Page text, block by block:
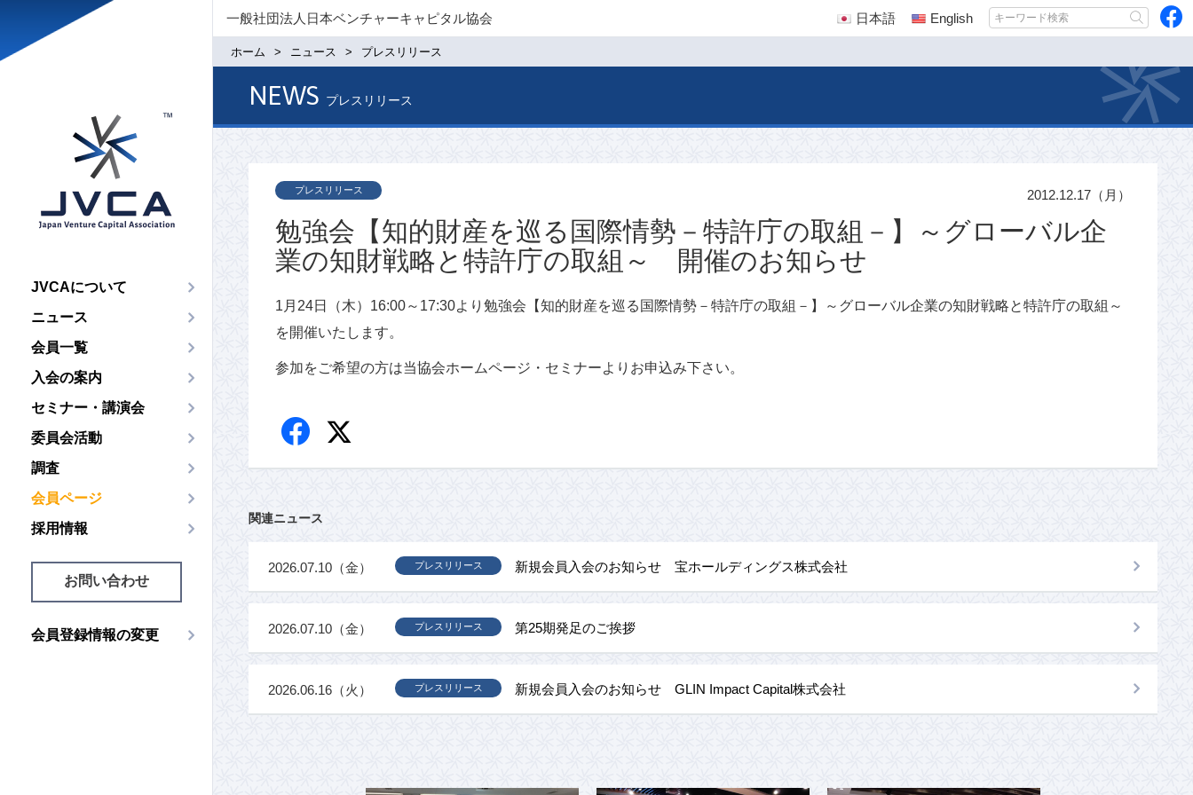
JVCAについて
ニュース
会員一覧
入会の案内
セミナー・講演会
委員会活動
調査
会員ページ
採用情報
お問い合わせ
会員登録情報の変更
一般社団法人日本ベンチャーキャピタル協会 日本語 English
ホーム ニュース プレスリリース
NEWS プレスリリース
勉強会【知的財産を巡る国際情勢－特許庁の取組－】～グローバル企
業の知財戦略と特許庁の取組～ 開催のお知らせ
プレスリリース 2012.12.17（月）
1月24日（木）16:00～17:30より勉強会【知的財産を巡る国際情勢－特許庁の取組－】～グローバル企業の知財戦略と特許庁の取組～
を開催いたします。
参加をご希望の方は当協会ホームページ・セミナーよりお申込み下さい。
関連ニュース
新規会員入会のお知らせ 宝ホールディングス株式会社
プレスリリース
2026.07.10（金）
第25期発足のご挨拶
プレスリリース
2026.07.10（金）
新規会員入会のお知らせ GLIN Impact Capital株式会社
プレスリリース
2026.06.16（火）